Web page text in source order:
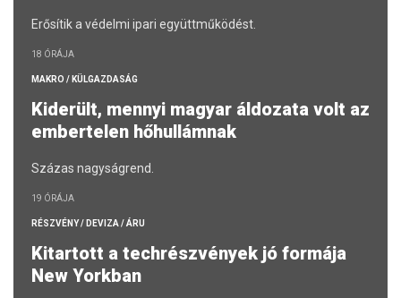
Erősítik a védelmi ipari együttműködést.
18 ÓRÁJA
MAKRO / KÜLGAZDASÁG
Kiderült, mennyi magyar áldozata volt az
embertelen hőhullámnak
Százas nagyságrend.
19 ÓRÁJA
RÉSZVÉNY / DEVIZA / ÁRU
Kitartott a techrészvények jó formája
New Yorkban